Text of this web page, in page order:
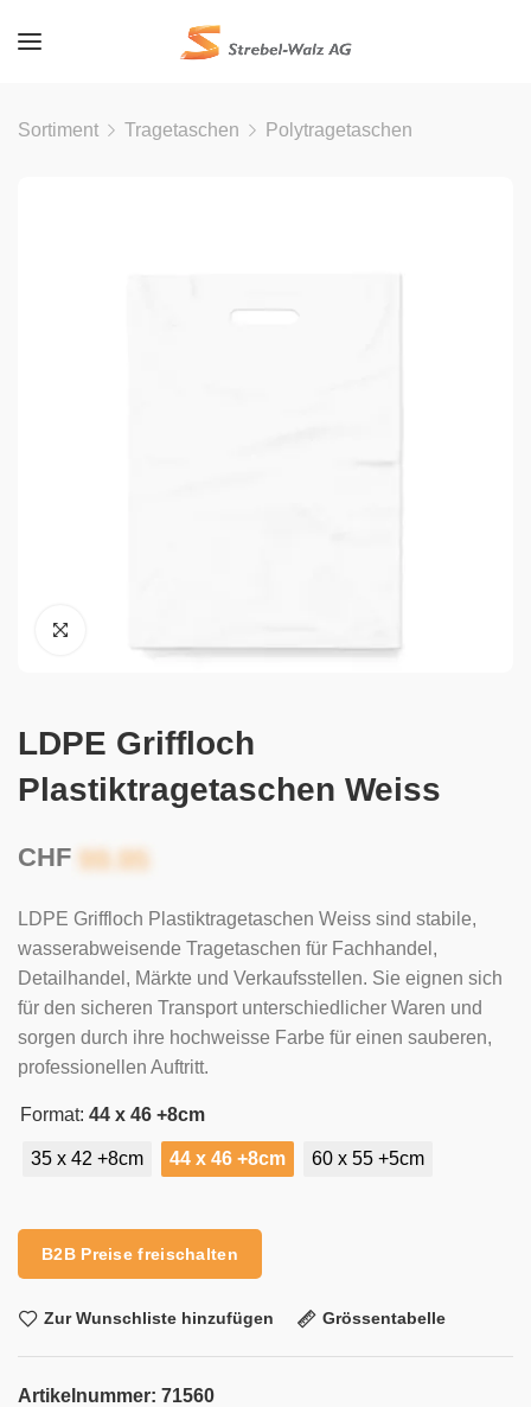
Sortiment Tragetaschen Polytragetaschen
LDPE Griffloch
Plastiktragetaschen Weiss
CHF
LDPE Griffloch Plastiktragetaschen Weiss sind stabile,
wasserabweisende Tragetaschen für Fachhandel,
Detailhandel, Märkte und Verkaufsstellen. Sie eignen sich
für den sicheren Transport unterschiedlicher Waren und
sorgen durch ihre hochweisse Farbe für einen sauberen,
professionellen Auftritt.
Format: 44 x 46 +8cm
35 x 42 +8cm 44 x 46 +8cm 60 x 55 +5cm
B2B Preise freischalten
Zur Wunschliste hinzufügen Grössentabelle
Artikelnummer: 71560